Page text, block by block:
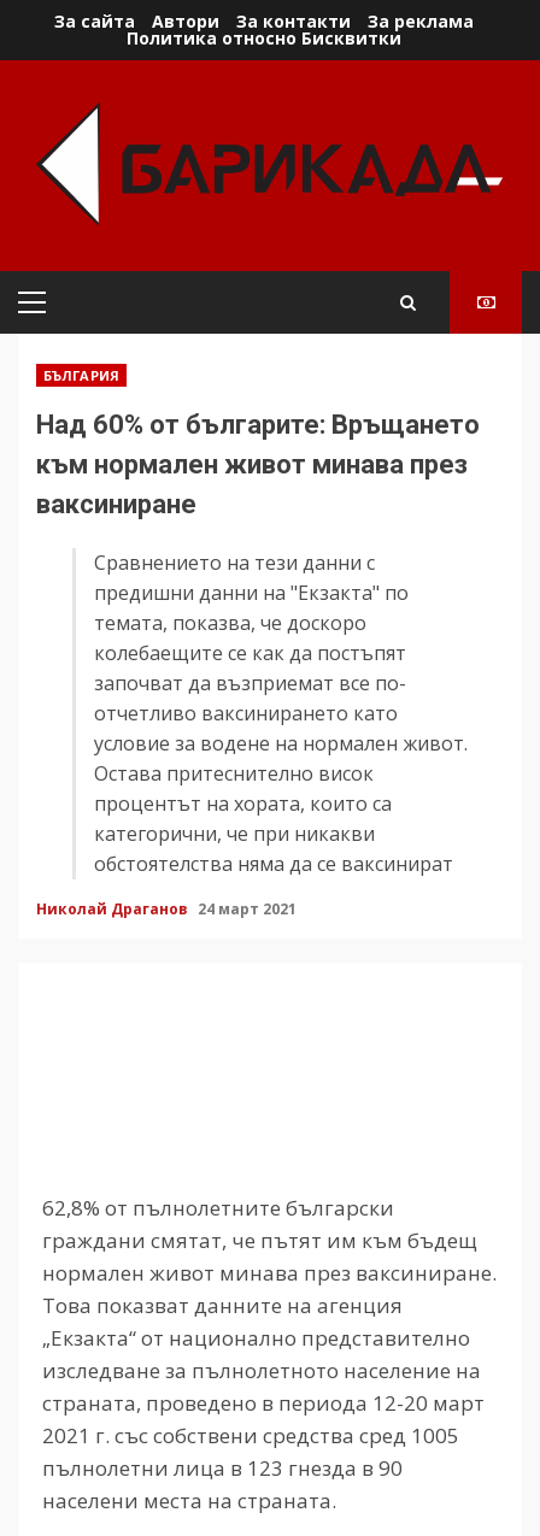
За сайта Автори За контакти За реклама
Политика относно Бисквитки
Primary
БЪЛГАРИЯ
Над 60% от българите: Връщането
към нормален живот минава през
ваксиниране
Сравнението на тези данни с
предишни данни на "Екзакта" по
темата, показва, че доскоро
колебаещите се как да постъпят
започват да възприемат все по-
отчетливо ваксинирането като
условие за водене на нормален живот.
Остава притеснително висок
процентът на хората, които са
категорични, че при никакви
обстоятелства няма да се ваксинират
Николай Драганов 24 март 2021
62,8% от пълнолетните български
граждани смятат, че пътят им към бъдещ
нормален живот минава през ваксиниране.
Това показват данните на агенция
„Екзакта“ от национално представително
изследване за пълнолетното население на
страната, проведено в периода 12-20 март
2021 г. със собствени средства сред 1005
пълнолетни лица в 123 гнезда в 90
населени места на страната.